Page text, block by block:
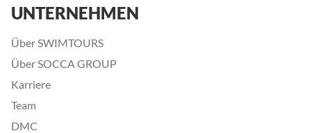
UNTERNEHMEN
Über SWIMTOURS
Über SOCCA GROUP
Karriere
Team
DMC